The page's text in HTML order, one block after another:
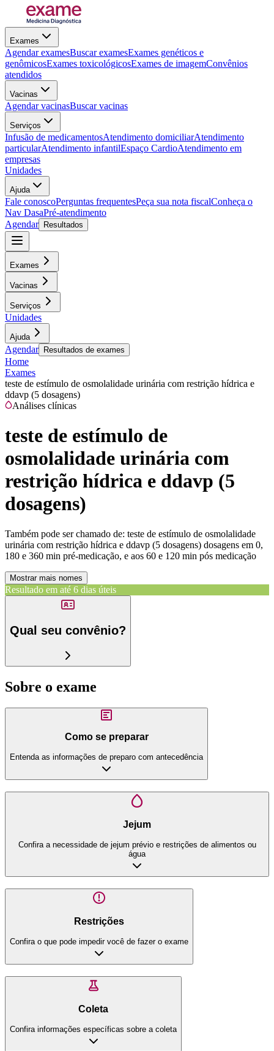
Exames
Agendar examesBuscar examesExames genéticos e
genômicosExames toxicológicosExames de imagemConvênios
atendidos
Vacinas
Agendar vacinasBuscar vacinas
Serviços
Infusão de medicamentosAtendimento domiciliarAtendimento
particularAtendimento infantilEspaço CardioAtendimento em
empresas
Unidades
Ajuda
Fale conoscoPerguntas frequentesPeça sua nota fiscalConheça o
Nav DasaPré-atendimento
Agendar
Resultados
Exames
Vacinas
Serviços
Unidades
Ajuda
Agendar Resultados de exames
Home
Exames
teste de estímulo de osmolalidade urinária com restrição hídrica e
ddavp (5 dosagens)
Análises clínicas
teste de estímulo de
osmolalidade urinária com
restrição hídrica e ddavp (5
dosagens)
Também pode ser chamado de: teste de estímulo de osmolalidade
urinária com restrição hídrica e ddavp (5 dosagens) dosagens em 0,
180 e 360 min pré-medicação, e aos 60 e 120 min pós medicação
Mostrar mais nomes
Resultado em até 6 dias úteis
Qual seu convênio?
Sobre o exame
Como se preparar
Entenda as informações de preparo com antecedência
Jejum
Confira a necessidade de jejum prévio e restrições de alimentos ou
água
Restrições
Confira o que pode impedir você de fazer o exame
Coleta
Confira informações específicas sobre a coleta